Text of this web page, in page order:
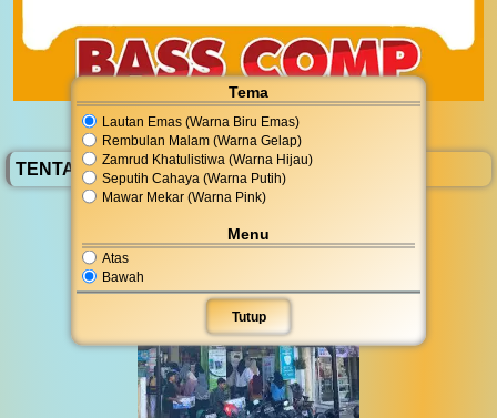
Tema
Lautan Emas (Warna Biru Emas)
Rembulan Malam (Warna Gelap)
Zamrud Khatulistiwa (Warna Hijau)
Seputih Cahaya (Warna Putih)
Mawar Mekar (Warna Pink)
Menu
Atas
Bawah
Tutup
TENTANG BassComp